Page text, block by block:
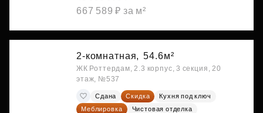
667 589 ₽ за м²
2-комнатная, 54.6м²
ЖК Роттердам, 2.3 корпус, 3 секция, 20
этаж, №537
Сдана Скидка
Кухня под ключ
Меблировка
Чистовая отделка